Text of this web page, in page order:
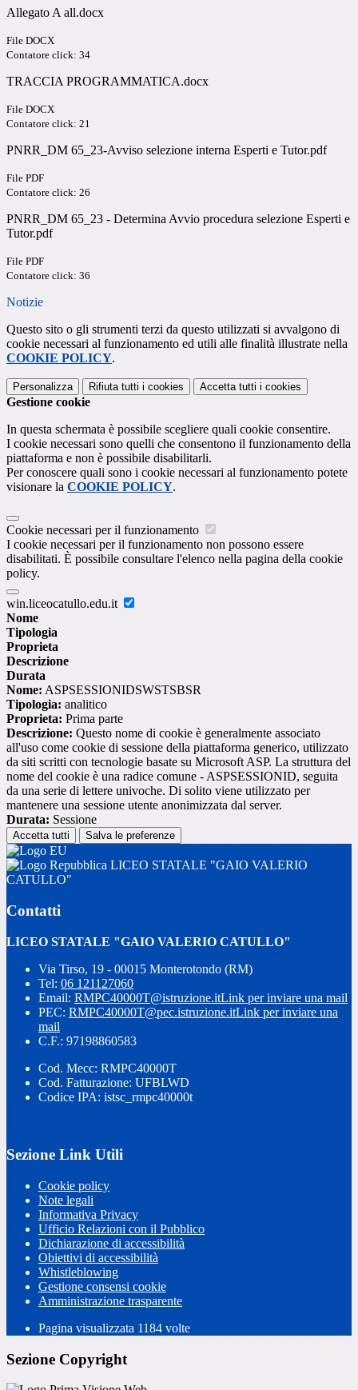
Allegato A all.docx
File DOCX
Contatore click: 34
TRACCIA PROGRAMMATICA.docx
File DOCX
Contatore click: 21
PNRR_DM 65_23-Avviso selezione interna Esperti e Tutor.pdf
File PDF
Contatore click: 26
PNRR_DM 65_23 - Determina Avvio procedura selezione Esperti e
Tutor.pdf
File PDF
Contatore click: 36
Notizie
Questo sito o gli strumenti terzi da questo utilizzati si avvalgono di
cookie necessari al funzionamento ed utili alle finalità illustrate nella
COOKIE POLICY.
Personalizza Rifiuta tutti i cookies Accetta tutti i cookies
Gestione cookie
In questa schermata è possibile scegliere quali cookie consentire.
I cookie necessari sono quelli che consentono il funzionamento della
piattaforma e non è possibile disabilitarli.
Per conoscere quali sono i cookie necessari al funzionamento potete
visionare la COOKIE POLICY.
Cookie necessari per il funzionamento
I cookie necessari per il funzionamento non possono essere
disabilitati. È possibile consultare l'elenco nella pagina della cookie
policy.
win.liceocatullo.edu.it
Nome
Tipologia
Proprieta
Descrizione
Durata
Nome: ASPSESSIONIDSWSTSBSR
Tipologia: analitico
Proprieta: Prima parte
Descrizione: Questo nome di cookie è generalmente associato
all'uso come cookie di sessione della piattaforma generico, utilizzato
da siti scritti con tecnologie basate su Microsoft ASP. La struttura del
nome del cookie è una radice comune - ASPSESSIONID, seguita
da una serie di lettere univoche. Di solito viene utilizzato per
mantenere una sessione utente anonimizzata dal server.
Durata: Sessione
Accetta tutti Salva le preferenze
LICEO STATALE "GAIO VALERIO
CATULLO"
Contatti
LICEO STATALE "GAIO VALERIO CATULLO"
Via Tirso, 19 - 00015 Monterotondo (RM)
Tel: 06 121127060
Email: RMPC40000T@istruzione.itLink per inviare una mail
PEC: RMPC40000T@pec.istruzione.itLink per inviare una
mail
C.F.: 97198860583
Cod. Mecc: RMPC40000T
Cod. Fatturazione: UFBLWD
Codice IPA: istsc_rmpc40000t
Sezione Link Utili
Cookie policy
Note legali
Informativa Privacy
Ufficio Relazioni con il Pubblico
Dichiarazione di accessibilità
Obiettivi di accessibilità
Whistleblowing
Gestione consensi cookie
Amministrazione trasparente
Pagina visualizzata 1184 volte
Sezione Copyright